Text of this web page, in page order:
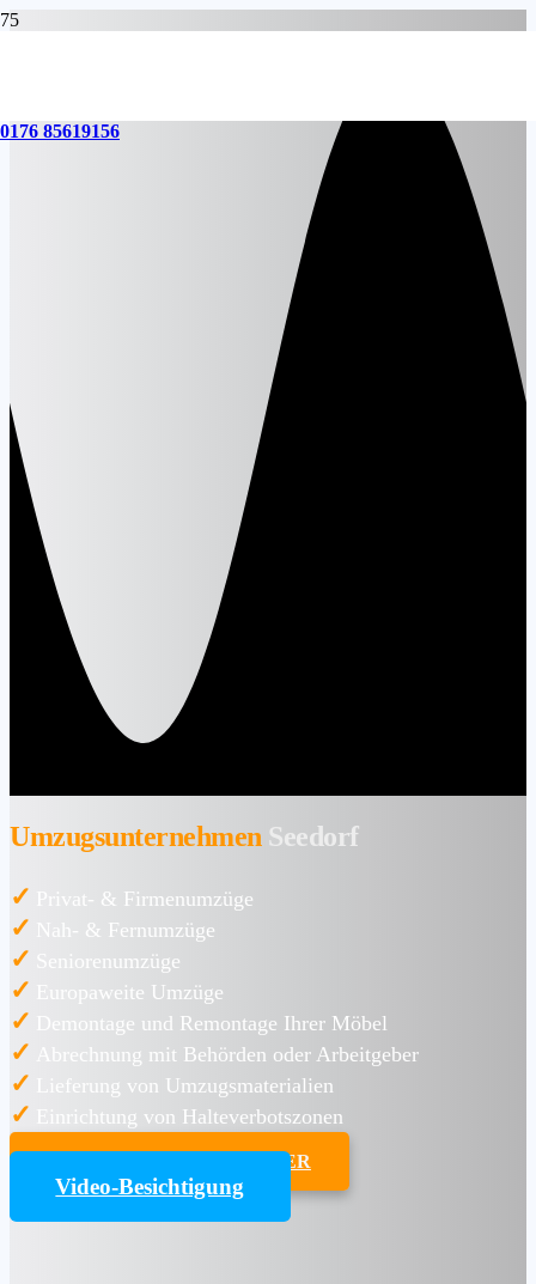
0176 85619156
Umzugsunternehmen Seedorf
✓ Privat- & Firmenumzüge
✓ Nah- & Fernumzüge
✓ Seniorenumzüge
✓ Europaweite Umzüge
✓ Demontage und Remontage Ihrer Möbel
✓ Abrechnung mit Behörden oder Arbeitgeber
✓ Lieferung von Umzugsmaterialien
✓ Einrichtung von Halteverbotszonen
UMZUGSKOSTENRECHNER
Video-Besichtigung